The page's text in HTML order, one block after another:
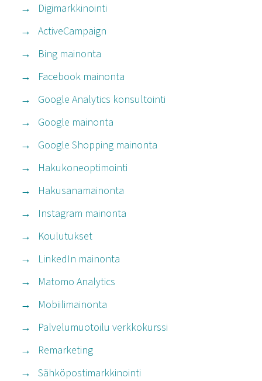
Digimarkkinointi
ActiveCampaign
Bing mainonta
Facebook mainonta
Google Analytics konsultointi
Google mainonta
Google Shopping mainonta
Hakukoneoptimointi
Hakusanamainonta
Instagram mainonta
Koulutukset
LinkedIn mainonta
Matomo Analytics
Mobiilimainonta
Palvelumuotoilu verkkokurssi
Remarketing
Sähköpostimarkkinointi